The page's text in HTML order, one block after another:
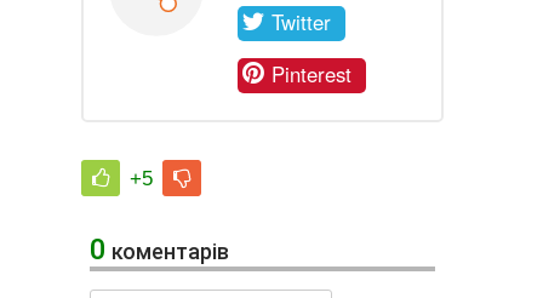
Twitter
Pinterest
+5
0 коментарів